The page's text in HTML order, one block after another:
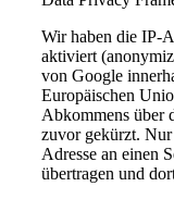
Wir haben die IP-
aktiviert
von Google
Europäischen
Abkommens über
zuvor gekürzt.
Adresse an einen
übertragen und